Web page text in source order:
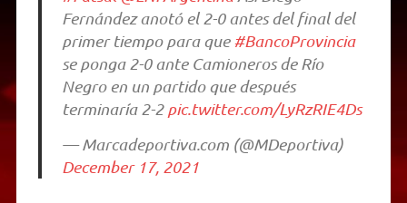
Fernández anotó el 2-0 antes del final del
primer tiempo para que#BancoProvincia
se ponga 2-0 ante Camioneros de Río
Negro en un partido que después
terminaría 2-2pic.twitter.com/LyRzRIE4Ds
— Marcadeportiva.com (@MDeportiva)
December 17, 2021